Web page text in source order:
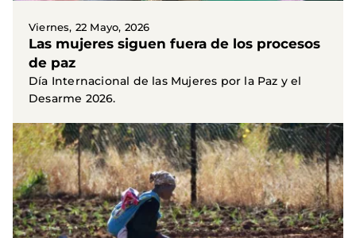
Viernes, 22 Mayo, 2026
Las mujeres siguen fuera de los procesos
de paz
Día Internacional de las Mujeres por la Paz y el
Desarme 2026.